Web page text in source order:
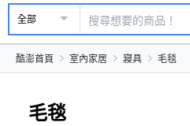
全部
酷澎首頁 室內家居 寢具 毛毯
毛毯